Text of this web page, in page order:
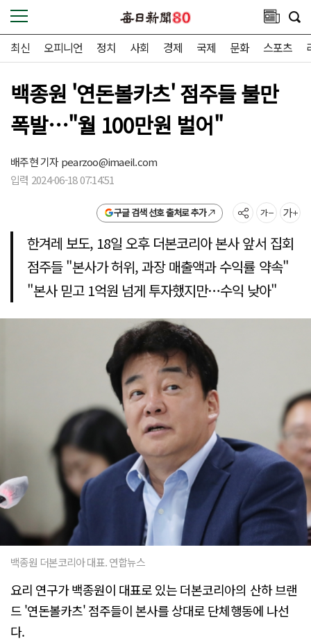
최신 오피니언 정치 사회 경제 국제 문화 스포츠
백종원 '연돈볼카츠' 점주들 불만
폭발…"월 100만원 벌어"
배주현 기자pearzoo@imaeil.com
입력 2024-06-18 07:14:51
구글 검색 선호 출처로 추가
한겨레 보도, 18일 오후 더본코리아 본사 앞서 집회
점주들 "본사가 허위, 과장 매출액과 수익률 약속"
"본사 믿고 1억원 넘게 투자했지만…수익 낮아"
백종원 더본코리아 대표. 연합뉴스
요리 연구가 백종원이 대표로 있는 더본코리아의 산하 브랜
드 '연돈볼카츠' 점주들이 본사를 상대로 단체행동에 나선
다.